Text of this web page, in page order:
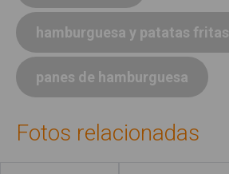
hamburguesa y patatas fritas
panes de hamburguesa
Fotos relacionadas